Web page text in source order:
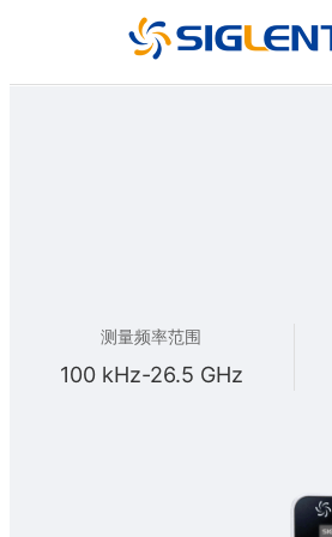
测量频率范围
100 kHz-26.5 GHz